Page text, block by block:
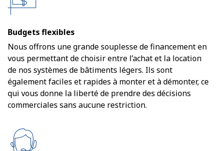
Budgets flexibles
Nous offrons une grande souplesse de financement en
vous permettant de choisir entre l’achat et la location
de nos systèmes de bâtiments légers. Ils sont
également faciles et rapides à monter et à démonter, ce
qui vous donne la liberté de prendre des décisions
commerciales sans aucune restriction.